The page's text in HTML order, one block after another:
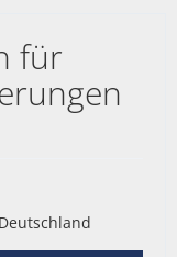
für